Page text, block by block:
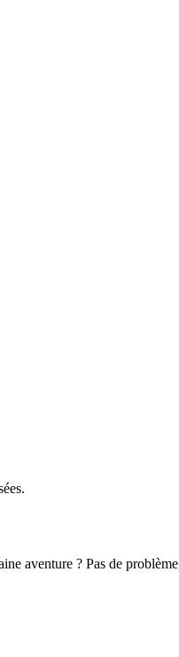
aventure ? Pas de